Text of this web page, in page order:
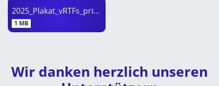
2025_Plakat_vRTFs_print.png
1 MB
Wir danken herzlich unseren